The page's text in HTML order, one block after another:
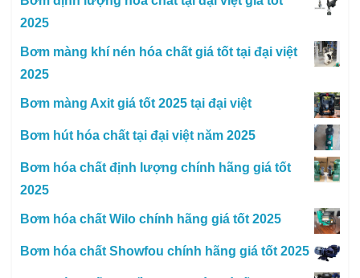
2025
Bơm màng khí nén hóa chất giá tốt tại đại việt
2025
Bơm màng Axit giá tốt 2025 tại đại việt
Bơm hút hóa chất tại đại việt năm 2025
Bơm hóa chất định lượng chính hãng giá tốt
2025
Bơm hóa chất Wilo chính hãng giá tốt 2025
Bơm hóa chất Showfou chính hãng giá tốt 2025